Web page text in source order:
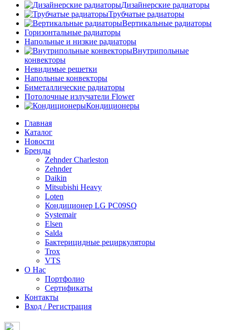
Дизайнерские радиаторы
Трубчатые радиаторы
Вертикальные радиаторы
Горизонтальные радиаторы
Напольные и низкие радиаторы
Внутрипольные
конвекторы
Невидимые решетки
Напольные конвекторы
Биметаллические радиаторы
Потолочные излучатели Flower
Кондиционеры
Главная
Каталог
Новости
Бренды
Zehnder Charleston
Zehnder
Daikin
Mitsubishi Heavy
Loten
Кондиционер LG PC09SQ
Systemair
Elsen
Salda
Бактерицидные рециркуляторы
Trox
VTS
О Нас
Портфолио
Сертификаты
Контакты
Вход / Регистрация